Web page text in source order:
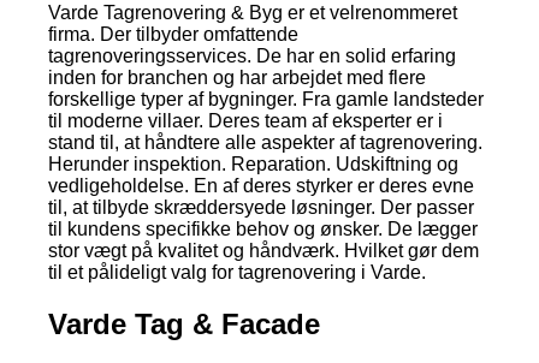
Varde Tagrenovering & Byg er et velrenommeret
firma. Der tilbyder omfattende
tagrenoveringsservices. De har en solid erfaring
inden for branchen og har arbejdet med flere
forskellige typer af bygninger. Fra gamle landsteder
til moderne villaer. Deres team af eksperter er i
stand til, at håndtere alle aspekter af tagrenovering.
Herunder inspektion. Reparation. Udskiftning og
vedligeholdelse. En af deres styrker er deres evne
til, at tilbyde skræddersyede løsninger. Der passer
til kundens specifikke behov og ønsker. De lægger
stor vægt på kvalitet og håndværk. Hvilket gør dem
til et pålideligt valg for tagrenovering i Varde.
Varde Tag & Facade